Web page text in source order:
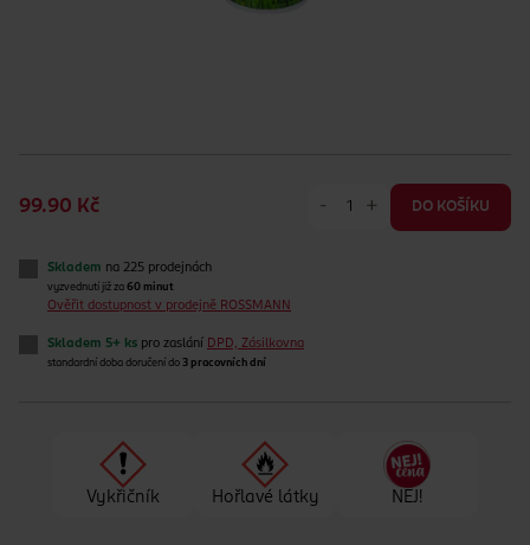
99.90 Kč - + DO KOŠÍKU
Skladem na 225 prodejnách
vyzvednutí již za 60 minut
Ověřit dostupnost v prodejně ROSSMANN
Skladem 5+ ks pro zaslání DPD, Zásilkovna
standardní doba doručení do 3 pracovních dní
Vykřičník Hořlavé látky NEJ!